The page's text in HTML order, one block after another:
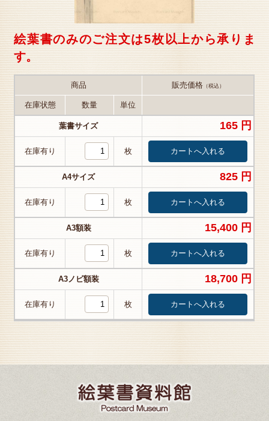
絵葉書のみのご注文は5枚以上から承りま
す。
商品 販売価格（税込）
在庫状態 数量 単位
葉書サイズ 165 円
在庫有り 枚
A4サイズ 825 円
在庫有り 枚
A3額装 15,400 円
在庫有り 枚
A3ノビ額装 18,700 円
在庫有り 枚